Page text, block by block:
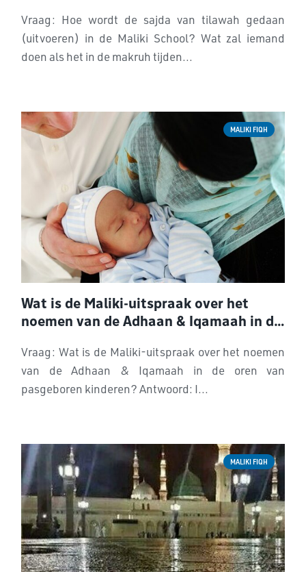
gebed valt?
Vraag: Hoe wordt de sajda van tilawah gedaan
(uitvoeren) in de Maliki School? Wat zal iemand
doen als het in de makruh tijden...
MALIKI FIQH
Wat is de Maliki-uitspraak over het
noemen van de Adhaan & Iqamaah in de
Vraag: Wat is de Maliki-uitspraak over het noemen
van de Adhaan & Iqamaah in de oren van
pasgeboren kinderen? Antwoord: I...
MALIKI FIQH